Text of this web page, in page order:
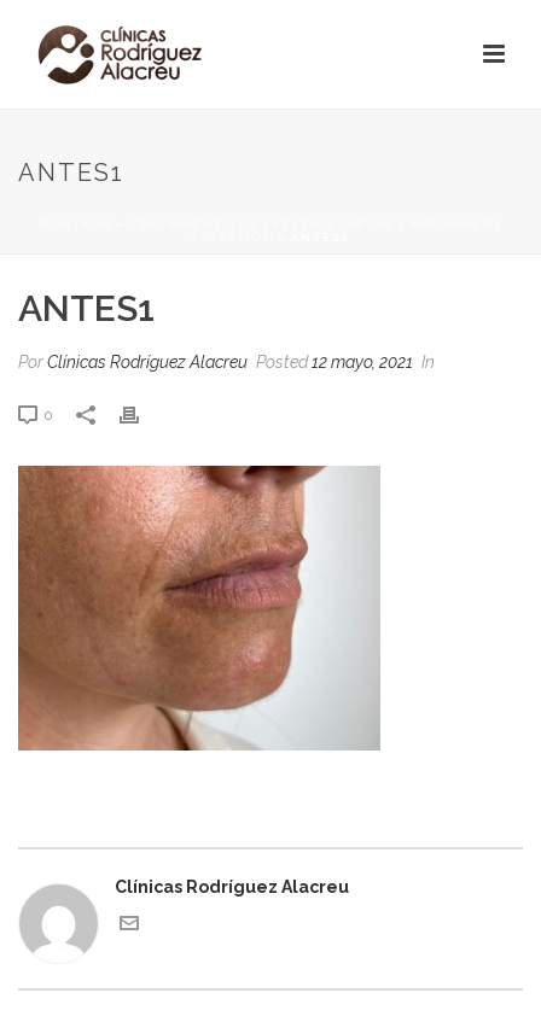
ANTES1
ANTES1
PorClínicas Rodríguez Alacreu Posted12 mayo, 2021 In
0
Clínicas Rodríguez Alacreu